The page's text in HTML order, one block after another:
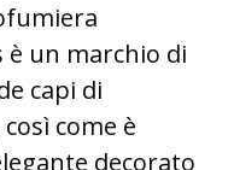
è un marchio di
capi di
come è
decorato